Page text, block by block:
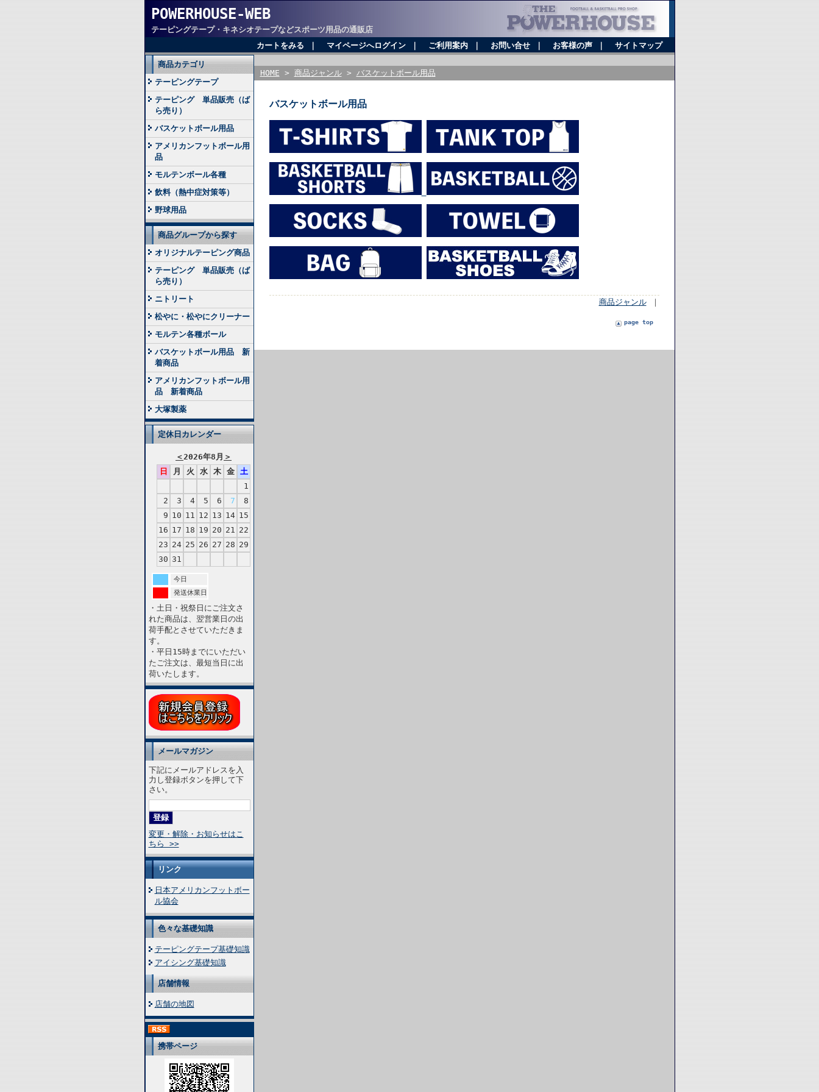
POWERHOUSE-WEB
テーピングテープ・キネシオテープなどスポーツ用品の通販店
カートをみる
マイページへログイン｜ ご利用案内｜ お問い合せ｜ お客様の声｜ サイトマップ
商品カテゴリ
テーピングテープ
テーピング 単品販売（ば
ら売り）
バスケットボール用品
アメリカンフットボール用
品
モルテンボール各種
飲料（熱中症対策等）
野球用品
商品グループから探す
オリジナルテーピング商品
テーピング 単品販売（ば
ら売り）
ニトリート
松やに・松やにクリーナー
モルテン各種ボール
バスケットボール用品 新
着商品
アメリカンフットボール用
品 新着商品
大塚製薬
定休日カレンダー
＜2026年8月 ＞
日
月 火 水 木 金
土
1
2
3 4 5 6 7
8
9 10 11 12 13 14 15
16 17 18 19 20 21 22
23 24 25 26 27 28 29
30 31
今日
発送休業日
・土日・祝祭日にご注文さ
れた商品は、翌営業日の出
荷手配とさせていただきま
す。
・平日15時までにいただい
たご注文は、最短当日に出
荷いたします。
メールマガジン
下記にメールアドレスを入
力し登録ボタンを押して下
さい。
変更・解除・お知らせはこ
ちら >>
リンク
日本アメリカンフットボー
ル協会
色々な基礎知識
テーピングテープ基礎知識
アイシング基礎知識
店舗情報
店舗の地図
携帯ページ
HOME > 商品ジャンル> バスケットボール用品
バスケットボール用品
商品ジャンル｜
page top